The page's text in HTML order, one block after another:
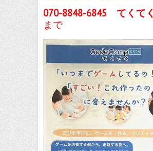
070-8848-6845 てくて
まで